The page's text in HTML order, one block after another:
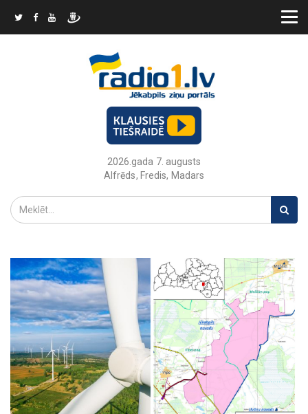
2026.gada 7. augusts
Alfrēds, Fredis, Madars